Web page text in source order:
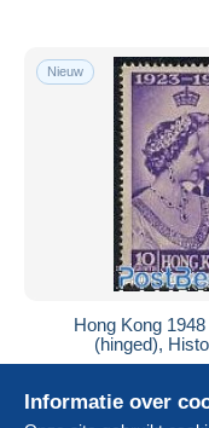
Nieuw
Hong Kong
(hinged),
Informatie over